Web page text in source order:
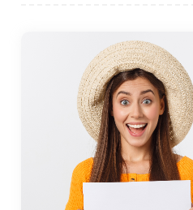
Гёмече, как правило, тише,
они предлагают любителям
и живописную обстановку.
Для тех, кто интересуется
видами спорта, популярны
парусный спорт.
близлежащем Айвалыке.
спокойные воды Эгейского